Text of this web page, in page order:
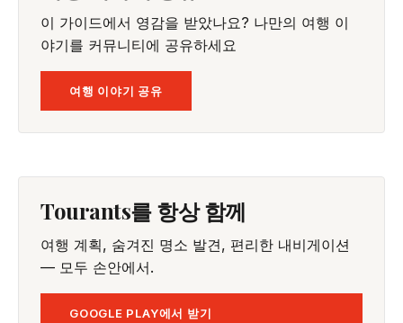
이 가이드에서 영감을 받았나요? 나만의 여행 이
야기를 커뮤니티에 공유하세요
여행 이야기 공유
Tourants를 항상 함께
여행 계획, 숨겨진 명소 발견, 편리한 내비게이션
— 모두 손안에서.
GOOGLE PLAY에서 받기